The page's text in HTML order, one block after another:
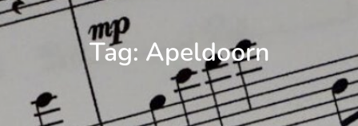
Tag: Apeldoorn